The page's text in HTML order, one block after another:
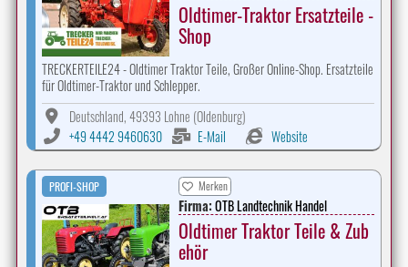
Oldtimer-Traktor Ersatzteile -
Shop
TRECKERTEILE24 - Oldtimer Traktor Teile, Großer Online-Shop. Ersatzteile
für Oldtimer-Traktor und Schlepper.
Deutschland, 49393 Lohne (Oldenburg)
+49 4442 9460630
E-Mail Website
PROFI-SHOP Merken
Firma:OTB Landtechnik Handel
Oldtimer Traktor Teile & Zub
ehör